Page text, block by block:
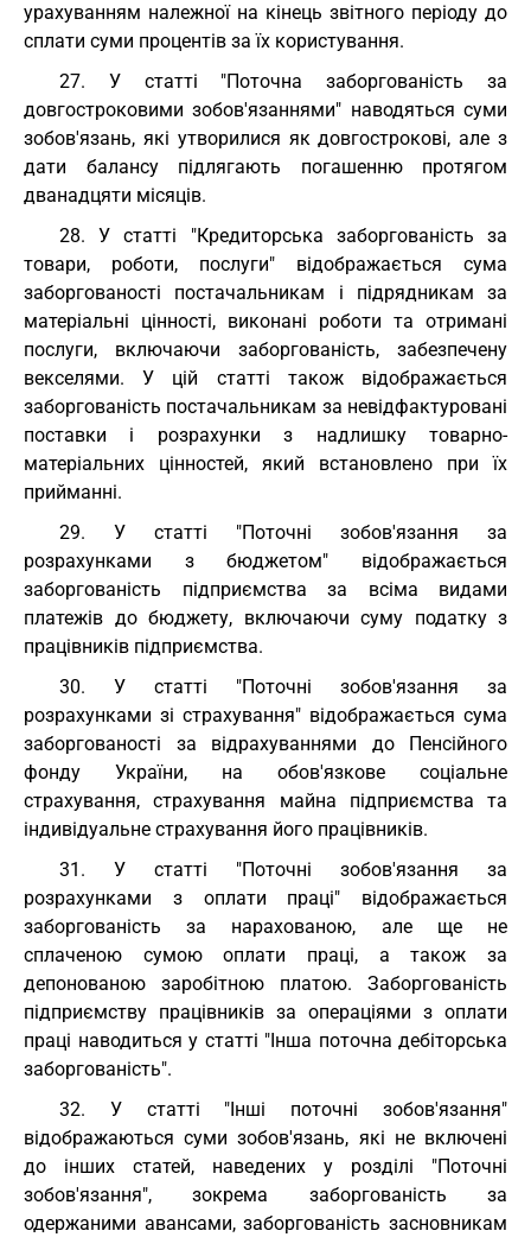
урахуванням належної на кінець звітного періоду до
сплати суми процентів за їх користування.
27. У статті "Поточна заборгованість за
довгостроковими зобов'язаннями" наводяться суми
зобов'язань, які утворилися як довгострокові, але з
дати балансу підлягають погашенню протягом
дванадцяти місяців.
28. У статті "Кредиторська заборгованість за
товари, роботи, послуги" відображається сума
заборгованості постачальникам і підрядникам за
матеріальні цінності, виконані роботи та отримані
послуги, включаючи заборгованість, забезпечену
векселями. У цій статті також відображається
заборгованість постачальникам за невідфактуровані
поставки і розрахунки з надлишку товарно-
матеріальних цінностей, який встановлено при їх
прийманні.
29. У статті "Поточні зобов'язання за
розрахунками з бюджетом" відображається
заборгованість підприємства за всіма видами
платежів до бюджету, включаючи суму податку з
працівників підприємства.
30. У статті "Поточні зобов'язання за
розрахунками зі страхування" відображається сума
заборгованості за відрахуваннями до Пенсійного
фонду України, на обов'язкове соціальне
страхування, страхування майна підприємства та
індивідуальне страхування його працівників.
31. У статті "Поточні зобов'язання за
розрахунками з оплати праці" відображається
заборгованість за нарахованою, але ще не
сплаченою сумою оплати праці, а також за
депонованою заробітною платою. Заборгованість
підприємству працівників за операціями з оплати
праці наводиться у статті "Інша поточна дебіторська
заборгованість".
32. У статті "Інші поточні зобов'язання"
відображаються суми зобов'язань, які не включені
до інших статей, наведених у розділі "Поточні
зобов'язання", зокрема заборгованість за
одержаними авансами, заборгованість засновникам